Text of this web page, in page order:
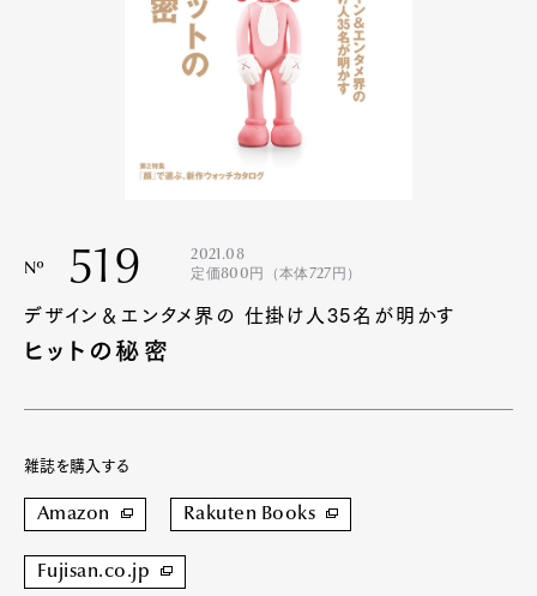
Nº 519
2021.08
定価800円（本体727円）
デザイン＆エンタメ界の 仕掛け人35名が明かす
ヒットの秘密
雑誌を購入する
Amazon Rakuten Books
Fujisan.co.jp